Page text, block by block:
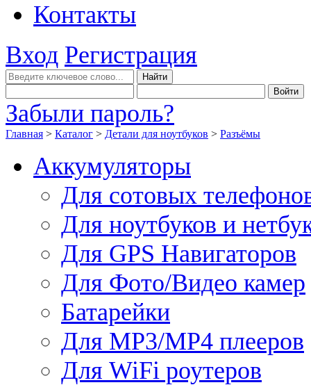
Контакты
Вход Регистрация
Забыли пароль?
Главная > Каталог > Детали для ноутбуков > Разъёмы
Аккумуляторы
Для сотовых
Для ноутбуков и
Для GPS Навигаторов
Для Фото/Видео камер
Батарейки
Для MP3/MP4 плееров
Для WiFi роутеров